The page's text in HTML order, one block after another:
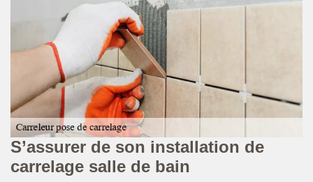
S’assurer de son installation de
carrelage salle de bain